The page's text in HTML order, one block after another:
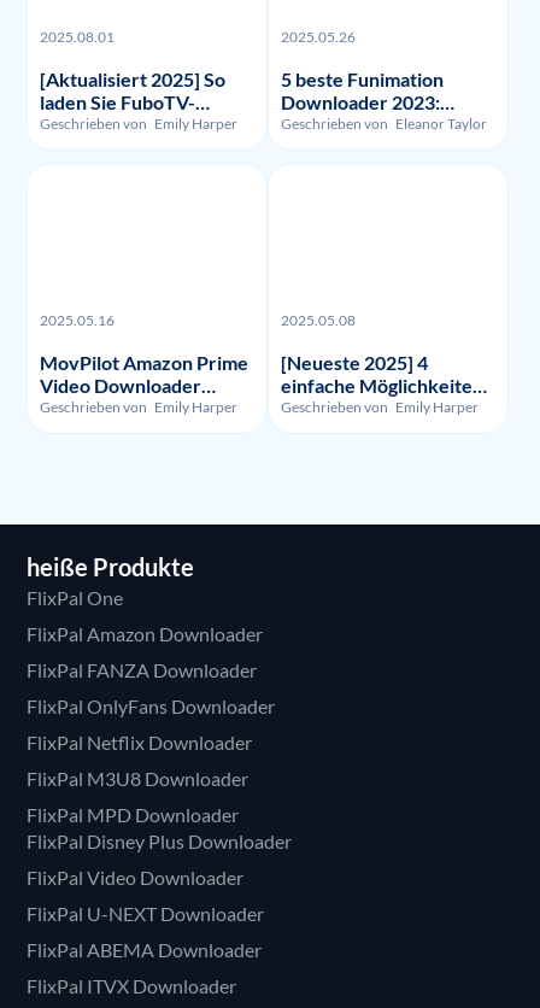
2025.08.01
[Aktualisiert 2025] So
laden Sie FuboTV-
Aufnahmen und -Videos
herunter?
Geschrieben von Emily Harper
2025.05.26
5 beste Funimation
Downloader 2023:
Getestet und verglichen
Geschrieben von Eleanor Taylor
2025.05.16
MovPilot Amazon Prime
Video Downloader
Bewertung - Illegalität,
Nutzung und Preis
Geschrieben von Emily Harper
2025.05.08
[Neueste 2025] 4
einfache Möglichkeiten,
um HBO Max
aufzunehmen
Geschrieben von Emily Harper
heiße Produkte
FlixPal One
FlixPal Amazon Downloader
FlixPal FANZA Downloader
FlixPal OnlyFans Downloader
FlixPal Netflix Downloader
FlixPal M3U8 Downloader
FlixPal MPD Downloader
FlixPal Disney Plus Downloader
FlixPal Video Downloader
FlixPal U-NEXT Downloader
FlixPal ABEMA Downloader
FlixPal ITVX Downloader